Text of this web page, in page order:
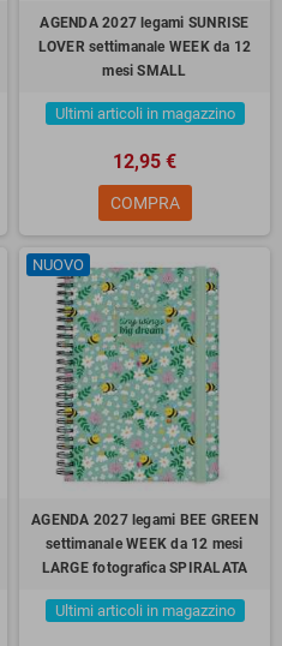
AGENDA 2027 legami SUNRISE
LOVER settimanale WEEK da 12
mesi SMALL
Ultimi articoli in magazzino
12,95 €
COMPRA
NUOVO
AGENDA 2027 legami BEE GREEN
settimanale WEEK da 12 mesi
LARGE fotografica SPIRALATA
Ultimi articoli in magazzino